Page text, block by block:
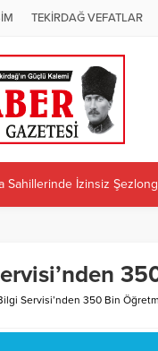
TEKİRDAĞ VEFATLAR
PROGRAM
MURATLI’DA
Servisi’nden 350 Bin